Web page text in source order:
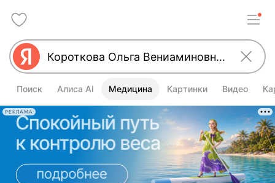
Поиск Алиса AI Медицина Картинки Видео
РЕКЛАМА